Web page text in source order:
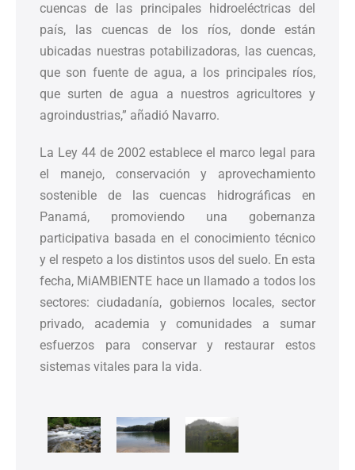
cuencas de las principales hidroeléctricas del
país, las cuencas de los ríos, donde están
ubicadas nuestras potabilizadoras, las cuencas,
que son fuente de agua, a los principales ríos,
que surten de agua a nuestros agricultores y
agroindustrias,” añadió Navarro.
La Ley 44 de 2002 establece el marco legal para
el manejo, conservación y aprovechamiento
sostenible de las cuencas hidrográficas en
Panamá, promoviendo una gobernanza
participativa basada en el conocimiento técnico
y el respeto a los distintos usos del suelo. En esta
fecha, MiAMBIENTE hace un llamado a todos los
sectores: ciudadanía, gobiernos locales, sector
privado, academia y comunidades a sumar
esfuerzos para conservar y restaurar estos
sistemas vitales para la vida.